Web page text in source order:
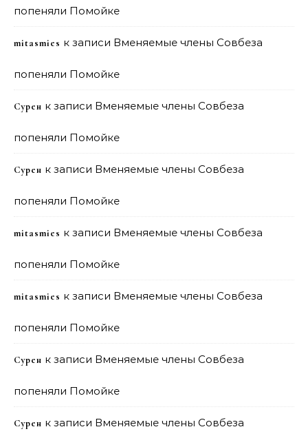
попеняли Помойке
mitasmies к записи Вменяемые члены Совбеза
попеняли Помойке
Сурен к записи Вменяемые члены Совбеза
попеняли Помойке
Сурен к записи Вменяемые члены Совбеза
попеняли Помойке
mitasmies к записи Вменяемые члены Совбеза
попеняли Помойке
mitasmies к записи Вменяемые члены Совбеза
попеняли Помойке
Сурен к записи Вменяемые члены Совбеза
попеняли Помойке
Сурен к записи Вменяемые члены Совбеза